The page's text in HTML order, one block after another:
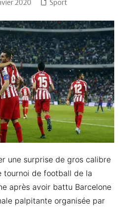
2020 Sport
une surprise de gros calibre
tournoi de football de la
après avoir battu Barcelone
palpitante organisée par